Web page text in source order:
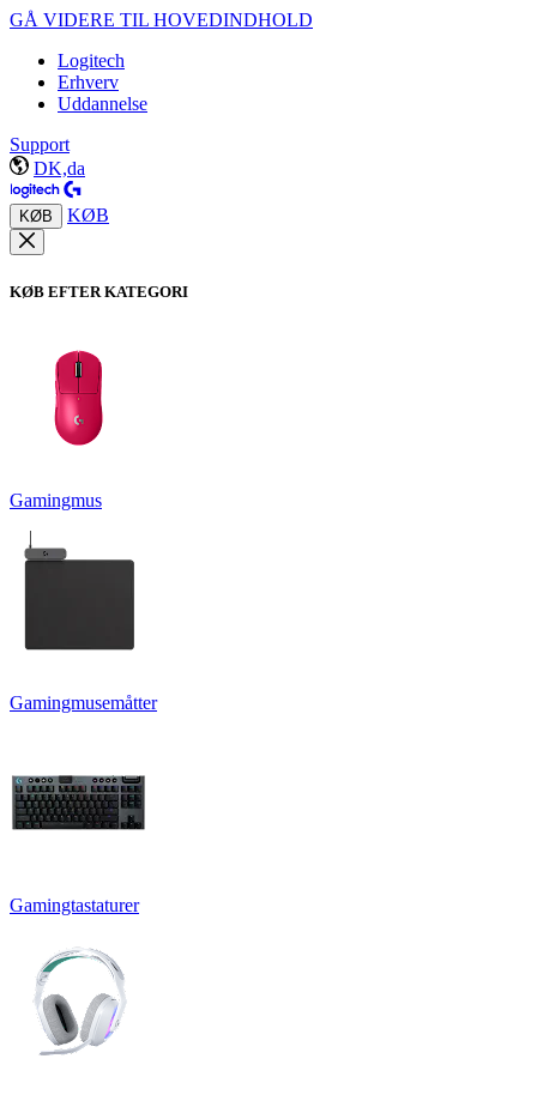
GÅ VIDERE TIL HOVEDINDHOLD
Logitech
Erhverv
Uddannelse
Support
DK,da
KØB KØB
KØB EFTER KATEGORI
Gamingmus
Gamingmusemåtter
Gamingtastaturer